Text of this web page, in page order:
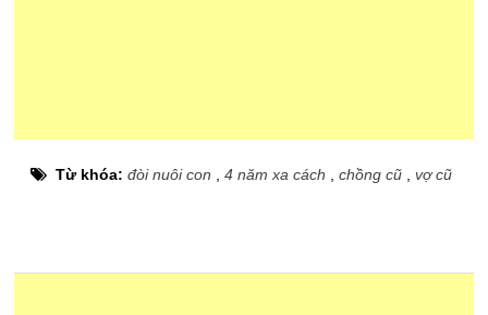
Từ khóa:đòi nuôi con ,4 năm xa cách ,chồng cũ ,vợ cũ